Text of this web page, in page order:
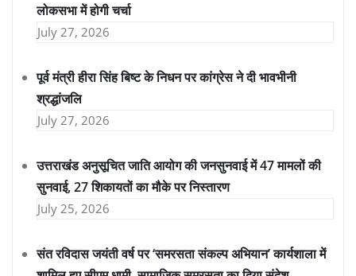
लोकसभा में होगी चर्चा
July 27, 2026
पूर्व मंत्री हीरा सिंह बिष्ट के निधन पर कांग्रेस ने दी भावभीनी
श्रद्धांजलि
July 27, 2026
उत्तराखंड अनुसूचित जाति आयोग की जनसुनवाई में 47 मामलों की
सुनवाई, 27 शिकायतों का मौके पर निस्तारण
July 25, 2026
संत रविदास जयंती वर्ष पर ‘समरसता संकल्प अभियान’ कार्यशाला में